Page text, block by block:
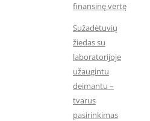
finansinę vertę
Sužadėtuvių
žiedas su
laboratorijoje
užaugintu
deimantu –
tvarus
pasirinkimas